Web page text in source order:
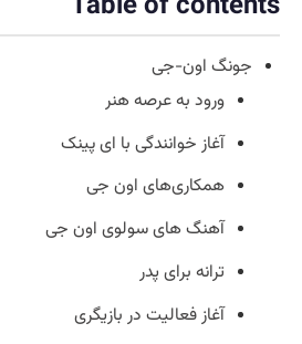
جونگ اون-جی
ورود به عرصه هنر
آغاز خوانندگی با ای پینک
همکاری‌های اون جی
آهنگ های سولوی اون جی
ترانه برای پدر
آغاز فعالیت در بازیگری